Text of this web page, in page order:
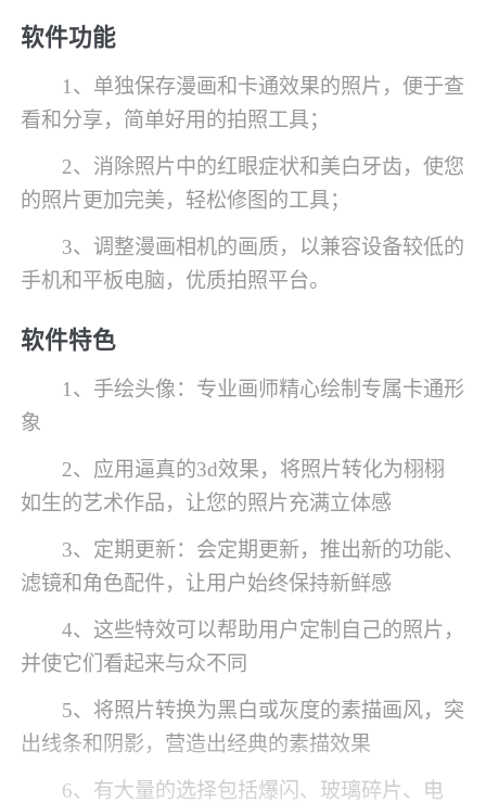
软件功能
1、单独保存漫画和卡通效果的照片，便于查
看和分享，简单好用的拍照工具；
2、消除照片中的红眼症状和美白牙齿，使您
的照片更加完美，轻松修图的工具；
3、调整漫画相机的画质，以兼容设备较低的
手机和平板电脑，优质拍照平台。
软件特色
1、手绘头像：专业画师精心绘制专属卡通形
象
2、应用逼真的3d效果，将照片转化为栩栩
如生的艺术作品，让您的照片充满立体感
3、定期更新：会定期更新，推出新的功能、
滤镜和角色配件，让用户始终保持新鲜感
4、这些特效可以帮助用户定制自己的照片，
并使它们看起来与众不同
5、将照片转换为黑白或灰度的素描画风，突
出线条和阴影，营造出经典的素描效果
6、有大量的选择包括爆闪、玻璃碎片、电